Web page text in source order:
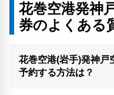
花巻空港発神
券のよくある
花巻空港(岩手)発神戸
予約する方法は？